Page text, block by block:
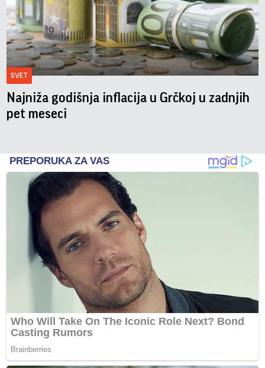
SVET
Najniža godišnja inflacija u Grčkoj u zadnjih
pet meseci